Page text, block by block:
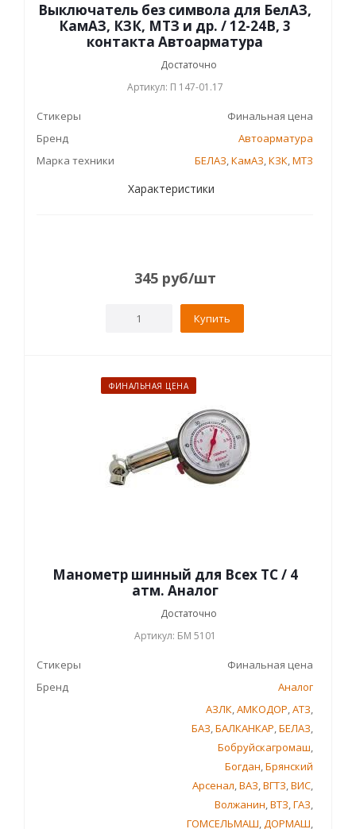
Выключатель без символа для БелАЗ,
КамАЗ, КЗК, МТЗ и др. / 12-24В, 3
контакта Автоарматура
Достаточно
Артикул: П 147-01.17
Стикеры
Финальная цена
Бренд
Автоарматура
Марка техники
БЕЛАЗ,КамАЗ,КЗК,МТЗ
Характеристики
345 руб/шт
Купить
ФИНАЛЬНАЯ ЦЕНА
Манометр шинный для Всех ТС / 4
атм. Аналог
Достаточно
Артикул: БМ 5101
Стикеры
Финальная цена
Бренд
Аналог
АЗЛК,АМКОДОР,АТЗ,
БАЗ,БАЛКАНКАР,БЕЛАЗ,
Бобруйскагромаш,
Богдан,Брянский
Арсенал,ВАЗ,ВГТЗ,ВИС,
Волжанин,ВТЗ,ГАЗ,
ГОМСЕЛЬМАШ,ДОРМАШ,